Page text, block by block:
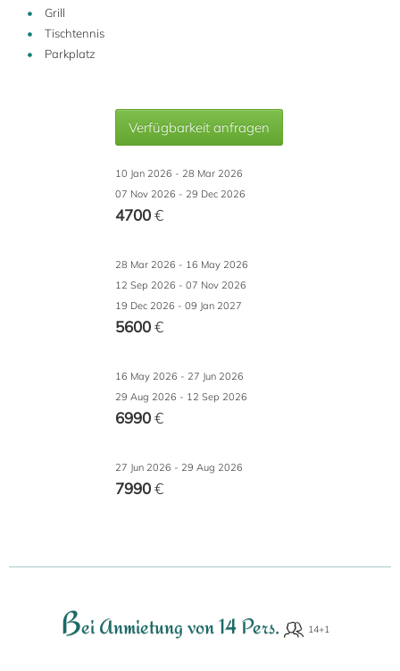
Grill
Tischtennis
Parkplatz
Verfügbarkeit anfragen
10 Jan 2026 - 28 Mar 2026
07 Nov 2026 - 29 Dec 2026
4700€
28 Mar 2026 - 16 May 2026
12 Sep 2026 - 07 Nov 2026
19 Dec 2026 - 09 Jan 2027
5600€
16 May 2026 - 27 Jun 2026
29 Aug 2026 - 12 Sep 2026
6990€
27 Jun 2026 - 29 Aug 2026
7990€
Bei Anmietung von 14 Pers.